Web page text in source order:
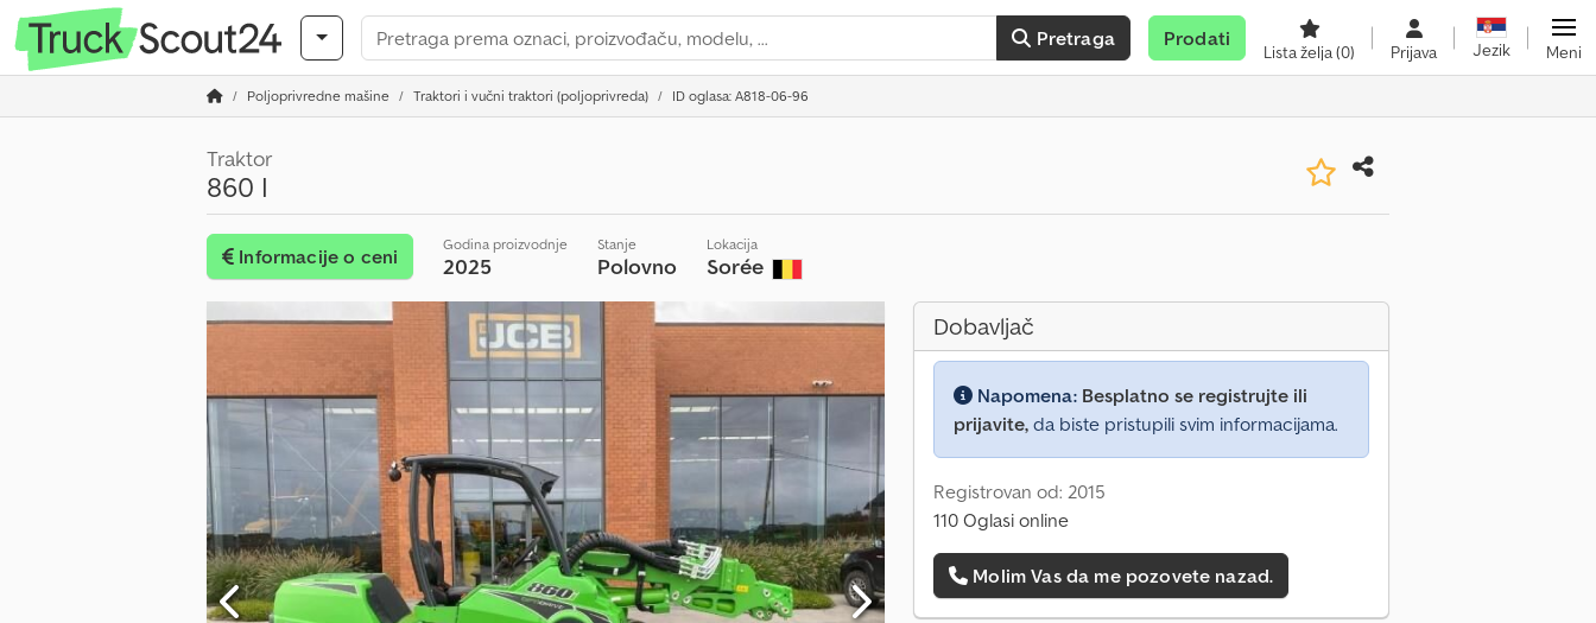
Pretraga Prodati
Lista želja(0) Prijava Jezik Meni
Poljoprivredne mašine Traktori i vučni traktori (poljoprivreda) ID oglasa: A818-06-96
Traktor
860 I
Informacije o ceni
Godina proizvodnje
2025
Stanje
Polovno
Lokacija
Sorée
Dobavljač
Napomena: Besplatno se registrujte ili
prijavite, da biste pristupili svim informacijama.
Registrovan od: 2015
110 Oglasi online
Molim Vas da me pozovete nazad.